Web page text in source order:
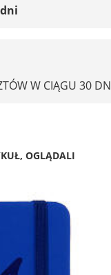
W CIĄGU 30
OGLĄDALI